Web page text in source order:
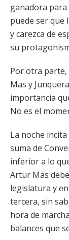
ganadora para
puede ser que
y carezca de
su
Por otra parte,
Mas y
importancia
No es el
La noche
suma de
inferior a lo
Artur Mas
legislatura y
tercera, sin
hora de
balances que